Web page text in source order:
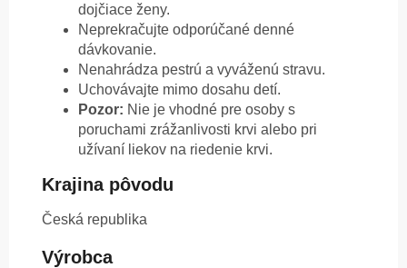
dojčiace ženy.
Neprekračujte odporúčané denné
dávkovanie.
Nenahrádza pestrú a vyváženú stravu.
Uchovávajte mimo dosahu detí.
Pozor: Nie je vhodné pre osoby s
poruchami zrážanlivosti krvi alebo pri
užívaní liekov na riedenie krvi.
Krajina pôvodu
Česká republika
Výrobca